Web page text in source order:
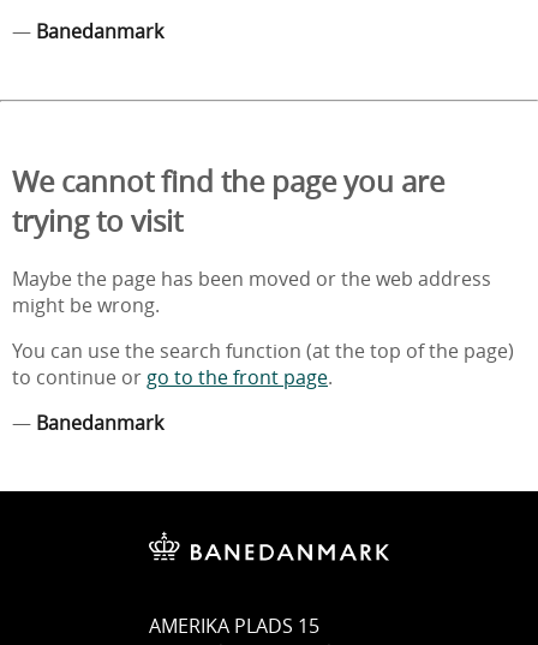
— Banedanmark
We cannot find the page you are
trying to visit
Maybe the page has been moved or the web address
might be wrong.
You can use the search function (at the top of the page)
to continue or go to the front page.
— Banedanmark
AMERIKA PLADS 15